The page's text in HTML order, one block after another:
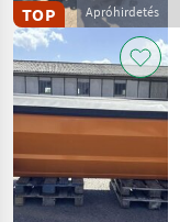
Apróhirdetés
TOP